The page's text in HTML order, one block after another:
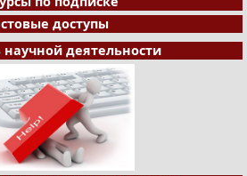
доступы
деятельности